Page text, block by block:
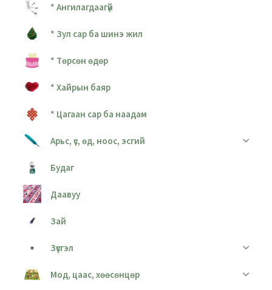
* Ангилагдаагүй
* Зул сар ба шинэ жил
* Төрсөн өдөр
* Хайрын баяр
* Цагаан сар ба наадам
Арьс, үс, өд, ноос, эсгий
Будаг
Даавуу
Зай
Зүүсгэл
Мод, цаас, хөөсөнцөр